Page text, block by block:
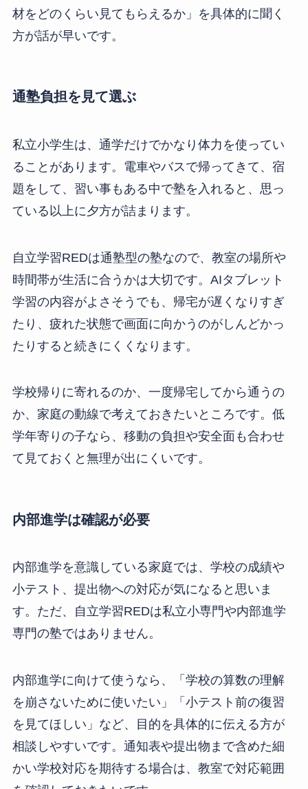
材をどのくらい見てもらえるか」を具体的に聞く
方が話が早いです。
通塾負担を見て選ぶ
私立小学生は、通学だけでかなり体力を使ってい
ることがあります。電車やバスで帰ってきて、宿
題をして、習い事もある中で塾を入れると、思っ
ている以上に夕方が詰まります。
自立学習REDは通塾型の塾なので、教室の場所や
時間帯が生活に合うかは大切です。AIタブレット
学習の内容がよさそうでも、帰宅が遅くなりすぎ
たり、疲れた状態で画面に向かうのがしんどかっ
たりすると続きにくくなります。
学校帰りに寄れるのか、一度帰宅してから通うの
か、家庭の動線で考えておきたいところです。低
学年寄りの子なら、移動の負担や安全面も合わせ
て見ておくと無理が出にくいです。
内部進学は確認が必要
内部進学を意識している家庭では、学校の成績や
小テスト、提出物への対応が気になると思いま
す。ただ、自立学習REDは私立小専門や内部進学
専門の塾ではありません。
内部進学に向けて使うなら、「学校の算数の理解
を崩さないために使いたい」「小テスト前の復習
を見てほしい」など、目的を具体的に伝える方が
相談しやすいです。通知表や提出物まで含めた細
かい学校対応を期待する場合は、教室で対応範囲